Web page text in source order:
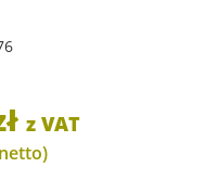
z VAT
netto)